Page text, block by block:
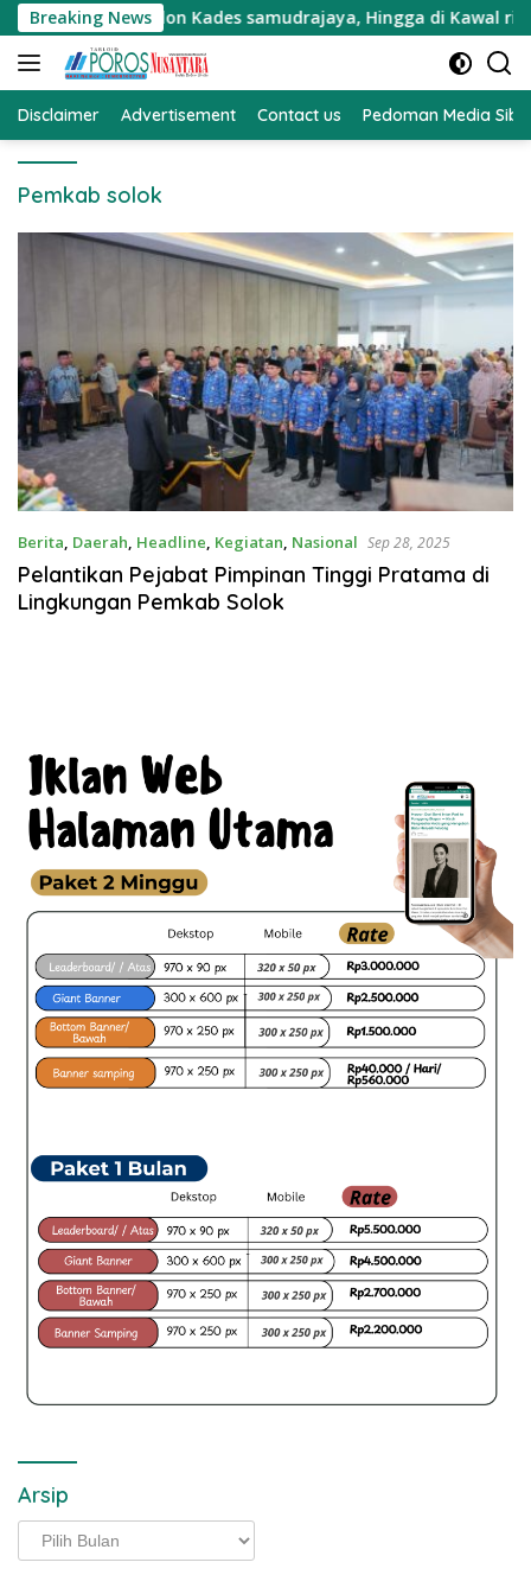
Langsung
ke
konten
Breaking News
Calon Kades samudrajaya, Hingga di Kawal ribuan
Disclaimer Advertisement Contact us Pedoman Media
Pemkab solok
Berita, Daerah, Headline, Kegiatan, Nasional Sep 28, 2025
Pelantikan Pejabat Pimpinan Tinggi Pratama di
Lingkungan Pemkab Solok
Arsip
Arsip